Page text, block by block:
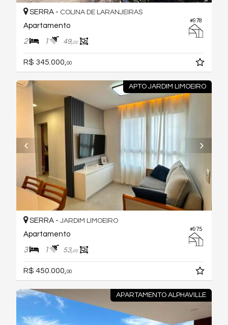
#978
SERRA - COLINA DE LARANJEIRAS
Apartamento
2 1 49,00
R$ 345.000,00
APTO JARDIM LIMOEIRO
#975
SERRA - JARDIM LIMOEIRO
Apartamento
3 1 53,00
R$ 450.000, 00
APARTAMENTO ALPHAVILLE